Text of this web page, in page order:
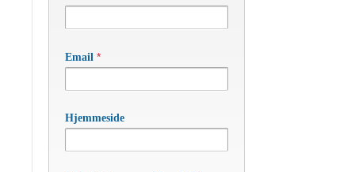
Email *
Hjemmeside